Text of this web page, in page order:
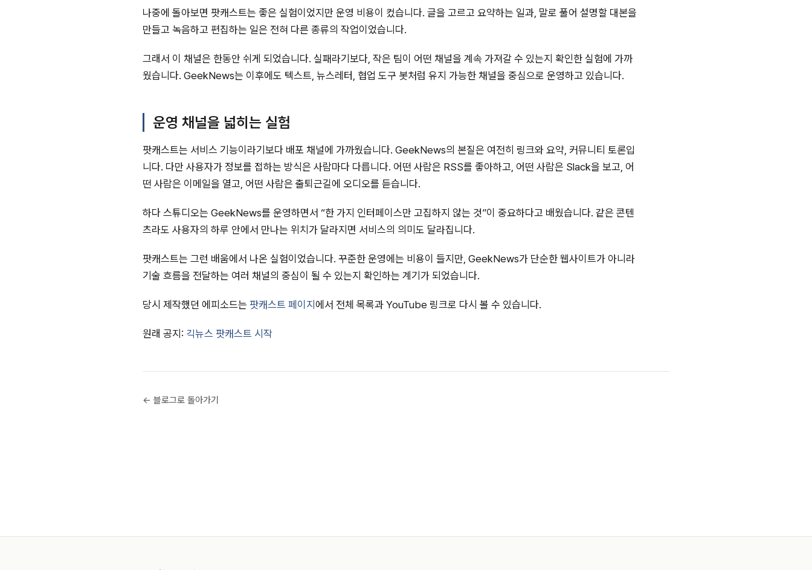
나중에 돌아보면 팟캐스트는 좋은 실험이었지만 운영 비용이 컸습니다. 글을 고르고 요약하는 일과, 말로 풀어 설명할 대본을
만들고 녹음하고 편집하는 일은 전혀 다른 종류의 작업이었습니다.
그래서 이 채널은 한동안 쉬게 되었습니다. 실패라기보다, 작은 팀이 어떤 채널을 계속 가져갈 수 있는지 확인한 실험에 가까
웠습니다. GeekNews는 이후에도 텍스트, 뉴스레터, 협업 도구 봇처럼 유지 가능한 채널을 중심으로 운영하고 있습니다.
운영 채널을 넓히는 실험
팟캐스트는 서비스 기능이라기보다 배포 채널에 가까웠습니다. GeekNews의 본질은 여전히 링크와 요약, 커뮤니티 토론입
니다. 다만 사용자가 정보를 접하는 방식은 사람마다 다릅니다. 어떤 사람은 RSS를 좋아하고, 어떤 사람은 Slack을 보고, 어
떤 사람은 이메일을 열고, 어떤 사람은 출퇴근길에 오디오를 듣습니다.
하다 스튜디오는 GeekNews를 운영하면서 “한 가지 인터페이스만 고집하지 않는 것”이 중요하다고 배웠습니다. 같은 콘텐
츠라도 사용자의 하루 안에서 만나는 위치가 달라지면 서비스의 의미도 달라집니다.
팟캐스트는 그런 배움에서 나온 실험이었습니다. 꾸준한 운영에는 비용이 들지만, GeekNews가 단순한 웹사이트가 아니라
기술 흐름을 전달하는 여러 채널의 중심이 될 수 있는지 확인하는 계기가 되었습니다.
당시 제작했던 에피소드는 팟캐스트 페이지 에서 전체 목록과 YouTube 링크로 다시 볼 수 있습니다.
원래 공지: 긱뉴스 팟캐스트 시작
← 블로그로 돌아가기